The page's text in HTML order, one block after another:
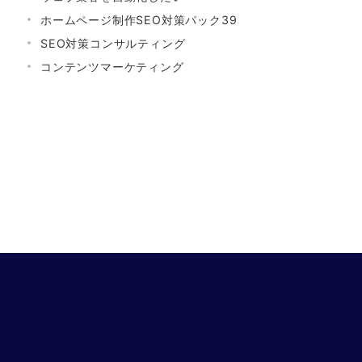
ホームページ制作SEO対策パック39
SEO対策コンサルティング
コンテンツマーケティング